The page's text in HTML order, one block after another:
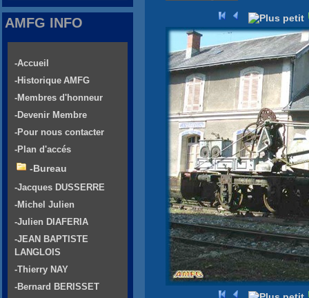
AMFG INFO
-Accueil
-Historique AMFG
-Membres d'honneur
-Devenir Membre
-Pour nous contacter
-Plan d'accés
-Bureau
-Jacques DUSSERRE
-Michel Julien
-Julien DIAFERIA
-JEAN BAPTISTE
LANGLOIS
-Thierry NAY
-Bernard BERISSET